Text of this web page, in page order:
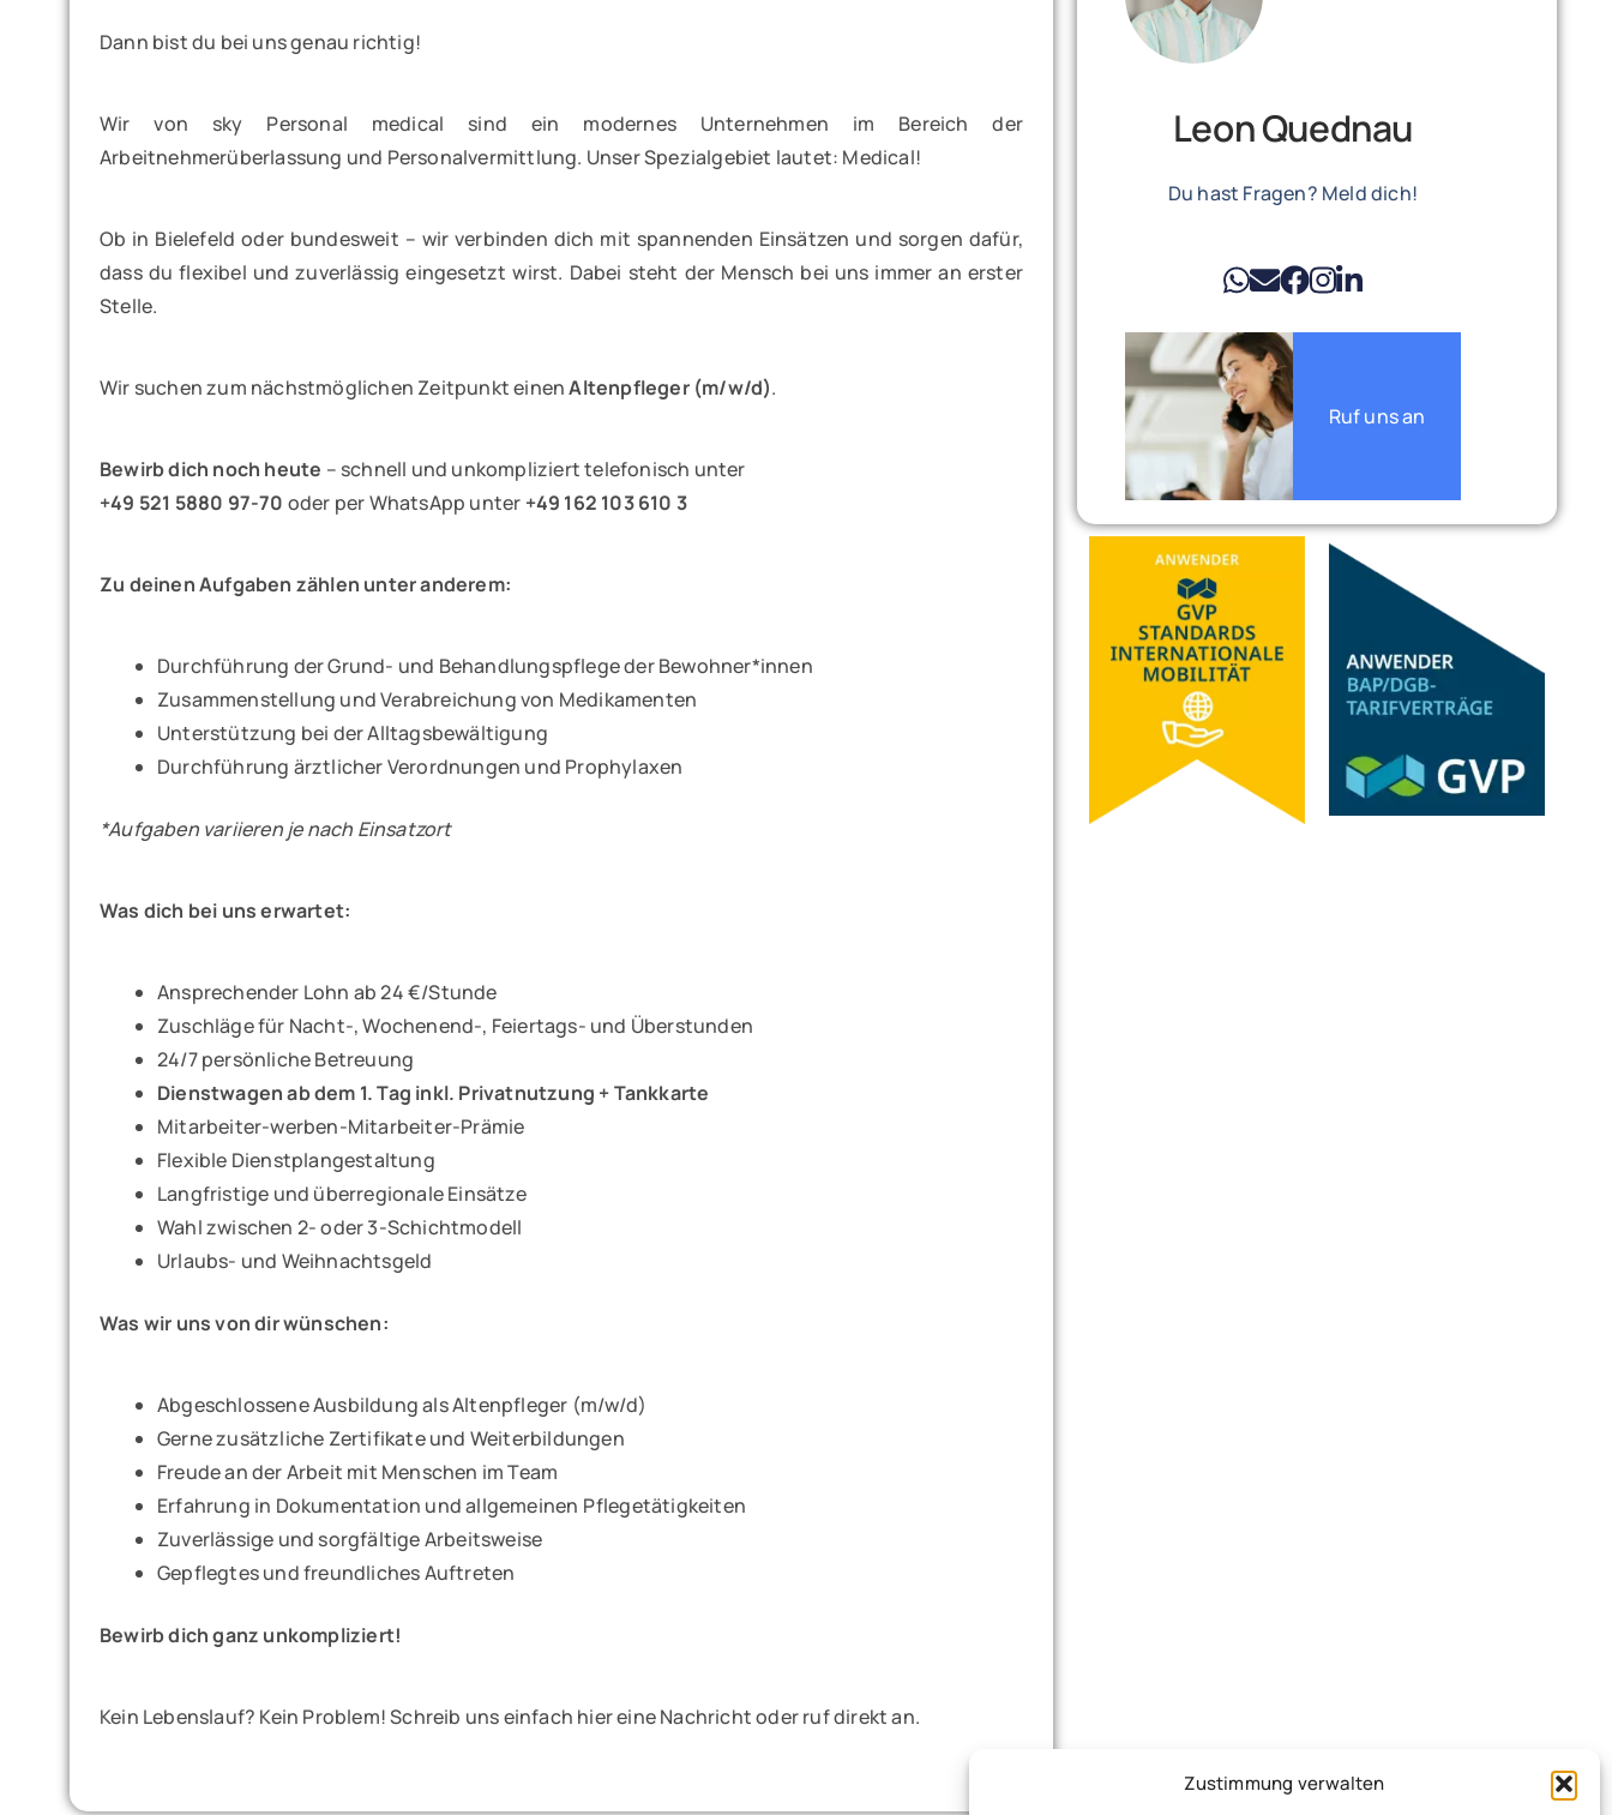
Zustimmung verwalten
Dann bist du bei uns genau richtig!
Wir von sky Personal medical sind ein modernes Unternehmen im Bereich der
Arbeitnehmerüberlassung und Personalvermittlung. Unser Spezialgebiet lautet: Medical!
Ob in Bielefeld oder bundesweit – wir verbinden dich mit spannenden Einsätzen und sorgen dafür,
dass du flexibel und zuverlässig eingesetzt wirst. Dabei steht der Mensch bei uns immer an erster
Stelle.
Wir suchen zum nächstmöglichen Zeitpunkt einenAltenpfleger (m/w/d).
Bewirb dich noch heute – schnell und unkompliziert telefonisch unter
+49 521 5880 97-70 oder per WhatsApp unter +49 162 103 610 3
Zu deinen Aufgaben zählen unter anderem:
Durchführung der Grund- und Behandlungspflege der Bewohner*innen
Zusammenstellung und Verabreichung von Medikamenten
Unterstützung bei der Alltagsbewältigung
Durchführung ärztlicher Verordnungen und Prophylaxen
*Aufgaben variieren je nach Einsatzort
Was dich bei uns erwartet:
Ansprechender Lohn ab 24 €/Stunde
Zuschläge für Nacht-, Wochenend-, Feiertags- und Überstunden
24/7 persönliche Betreuung
Dienstwagen ab dem 1. Tag inkl. Privatnutzung + Tankkarte
Mitarbeiter-werben-Mitarbeiter-Prämie
Flexible Dienstplangestaltung
Langfristige und überregionale Einsätze
Wahl zwischen 2- oder 3-Schichtmodell
Urlaubs- und Weihnachtsgeld
Was wir uns von dir wünschen:
Abgeschlossene Ausbildung als Altenpfleger (m/w/d)
Gerne zusätzliche Zertifikate und Weiterbildungen
Freude an der Arbeit mit Menschen im Team
Erfahrung in Dokumentation und allgemeinen Pflegetätigkeiten
Zuverlässige und sorgfältige Arbeitsweise
Gepflegtes und freundliches Auftreten
Bewirb dich ganz unkompliziert!
Kein Lebenslauf? Kein Problem! Schreib uns einfach hier eine Nachricht oder ruf direkt an.
Leon Quednau
Du hast Fragen? Meld dich!
Ruf uns an